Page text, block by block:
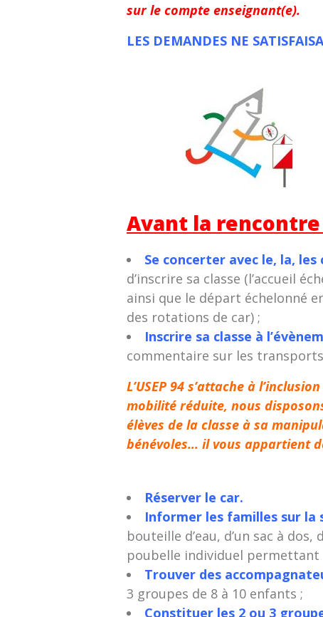
sur le compte enseignant(e).
LES DEMANDES NE
Avant la rencontre
Se concerter avec le, la, les
d’inscrire sa classe (l’accueil
ainsi que le départ échelonné
des rotations de car) ;
Inscrire sa classe à
commentaire sur les
L’USEP 94 s’attache à
mobilité réduite, nous
élèves de la classe à sa
bénévoles… il vous appartient
Réserver le car.
Informer les familles sur la
bouteille d’eau, d’un sac à
poubelle individuel permettant
Trouver des
3 groupes de 8 à 10 enfants ;
Constituer les 2 ou 3